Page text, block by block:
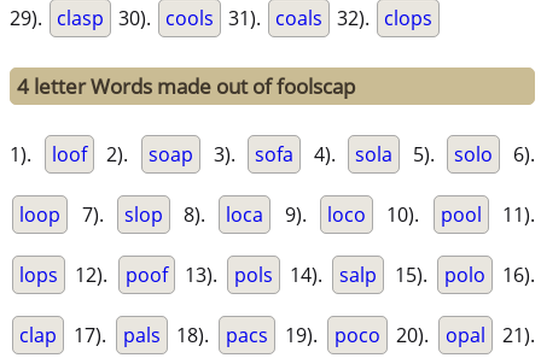
29). clasp 30). cools 31). coals 32). clops
4 letter Words made out of foolscap
1). loof 2). soap 3). sofa 4). sola 5). solo 6).
loop 7). slop 8). loca 9). loco 10). pool 11).
lops 12). poof 13). pols 14). salp 15). polo 16).
clap 17). pals 18). pacs 19). poco 20). opal 21).